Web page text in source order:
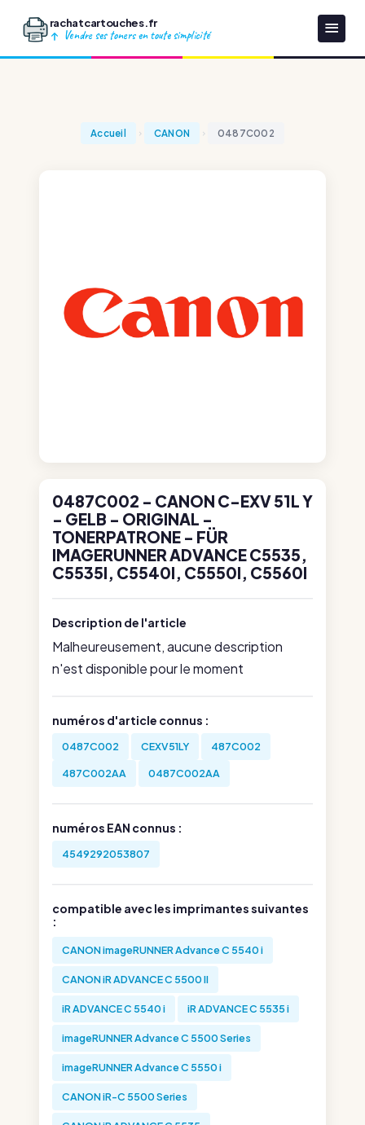
rachatcartouches.fr
Vendre ses toners en toute simplicité
Accueil CANON 0487C002
0487C002 - CANON C-EXV 51L Y
- GELB - ORIGINAL -
TONERPATRONE - FÜR
IMAGERUNNER ADVANCE C5535,
C5535I, C5540I, C5550I, C5560I
Description de l'article
Malheureusement, aucune description
n'est disponible pour le moment
numéros d'article connus :
0487C002 CEXV51LY 487C002
487C002AA 0487C002AA
numéros EAN connus :
4549292053807
compatible avec les imprimantes suivantes
:
CANON imageRUNNER Advance C 5540 i
CANON iR ADVANCE C 5500 II
iR ADVANCE C 5540 i iR ADVANCE C 5535 i
imageRUNNER Advance C 5500 Series
imageRUNNER Advance C 5550 i
CANON iR-C 5500 Series